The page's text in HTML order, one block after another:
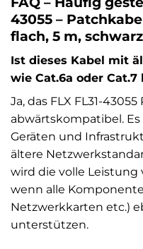
43055 –
flach, 5 m, schwarz
Ist dieses Kabel mit
wie Cat.6a oder
Ja, das FLX FL31-
abwärtskompatibel.
Geräten und
ältere
wird die volle Leistung
wenn alle
Netzwerkkarten etc.)
unterstützen.